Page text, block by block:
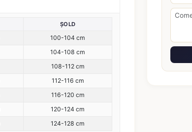
ȘOLD
100-104 cm
104-108 cm
108-112 cm
112-116 cm
116-120 cm
120-124 cm
124-128 cm